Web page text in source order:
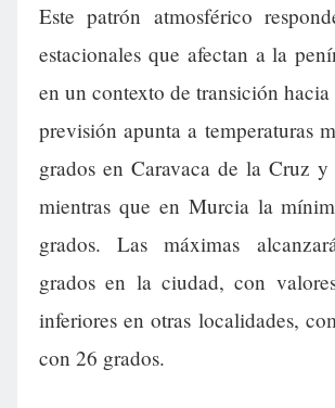
Este patrón atmosférico
estacionales que afectan a la
en un contexto de transición
previsión apunta a temperaturas
grados en Caravaca de la Cruz
mientras que en Murcia la
grados. Las máximas
grados en la ciudad, con
inferiores en otras localidades,
con 26 grados.